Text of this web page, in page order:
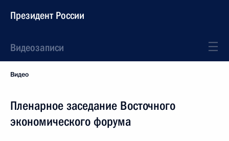
Президент России
Видеозаписи
Видео
Пленарное заседание Восточного
экономического форума